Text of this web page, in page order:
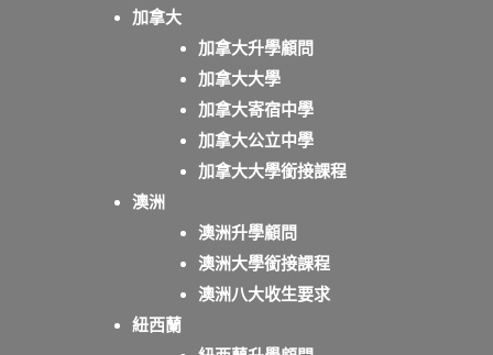
加拿大
加拿大升學顧問
加拿大大學
加拿大寄宿中學
加拿大公立中學
加拿大大學銜接課程
澳洲
澳洲升學顧問
澳洲大學銜接課程
澳洲八大收生要求
紐西蘭